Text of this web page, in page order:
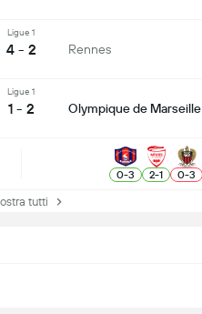
Ligue 1
4 - 2 Rennes
Ligue 1
1 - 2 Olympique de Marseille
0-3 2-1 0-3
tutti